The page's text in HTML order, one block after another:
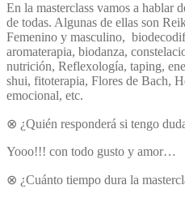
En la masterclass vamos a hablar
de todas. Algunas de ellas son
Femenino y masculino,
aromaterapia, biodanza,
nutrición, Reflexología, taping,
shui, fitoterapia, Flores de Bach,
emocional, etc.
⊗ ¿Quién responderá si tengo
Yooo!!! con todo gusto y amor…
⊗ ¿Cuánto tiempo dura la